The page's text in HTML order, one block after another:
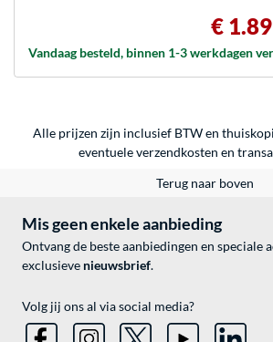
€
Vandaag besteld, binnen 1-3 werkdagen
Alle prijzen zijn inclusief BTW en
eventueleverzendkosten en
Terug naar boven
Mis geen enkele aanbieding
Ontvang de beste aanbiedingen en speciale
exclusieve nieuwsbrief.
Volg jij ons al via social media?